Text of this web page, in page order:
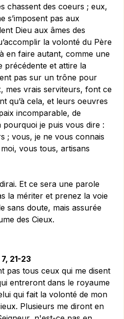
chassent des coeurs ; eux,
s’imposent pas aux
Dieu aux âmes des
la volonté du Père
en faire autant, comme une
précédente et attire la
pas sur un trône pour
mes vrais serviteurs, font ce
qu’à cela, et leurs oeuvres
incomparable, de
pourquoi je puis vous dire :
; vous, je ne vous connais
vous tous, artisans
Et ce sera une parole
la mériter et prenez la voie
sans doute, mais assurée
des Cieux.
21-23
pas tous ceux qui me disent
entreront dans le royaume
qui fait la volonté de mon
Plusieurs me diront en